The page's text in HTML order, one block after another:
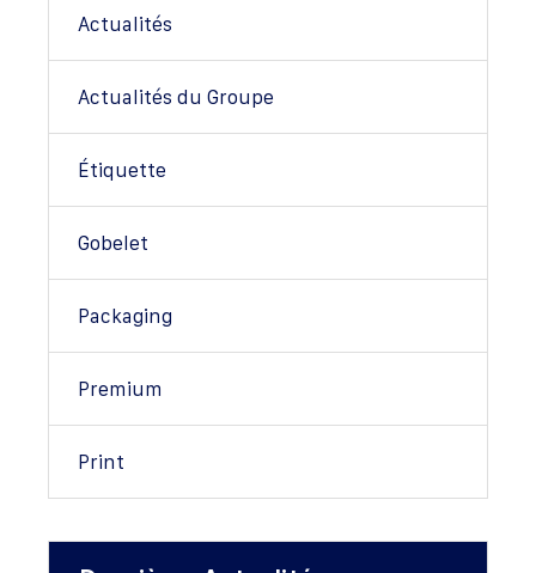
Actualités
Actualités du Groupe
Étiquette
Gobelet
Packaging
Premium
Print